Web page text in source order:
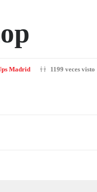
Madrid 1199 veces visto